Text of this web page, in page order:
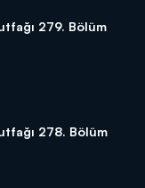
279. Bölüm
278. Bölüm